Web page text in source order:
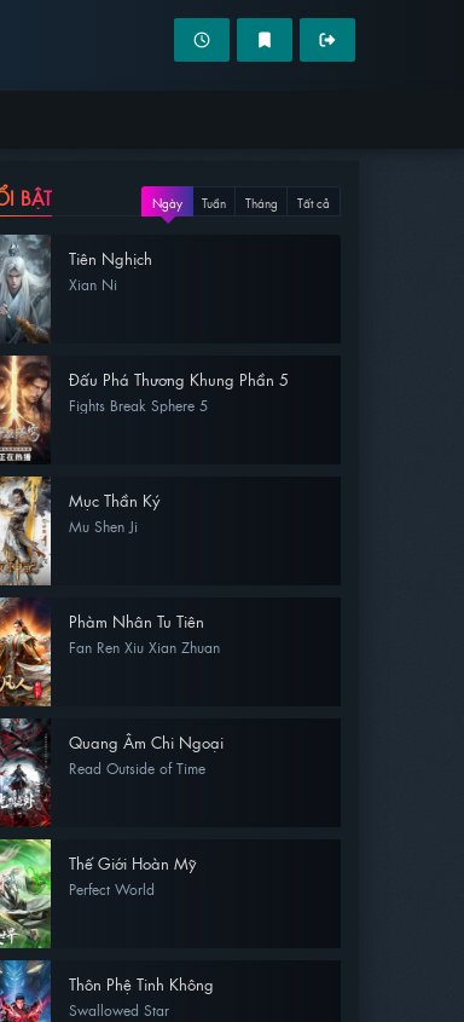
BẬT Ngày Tuần Tháng Tất cả
Tiên Nghịch
Xian Ni
Đấu Phá Thương Khung Phần 5
Fights Break Sphere 5
Mục Thần Ký
Mu Shen Ji
Phàm Nhân Tu Tiên
Fan Ren Xiu Xian Zhuan
Quang Âm Chi Ngoại
Read Outside of Time
Thế Giới Hoàn Mỹ
Perfect World
Thôn Phệ Tinh Không
Swallowed Star